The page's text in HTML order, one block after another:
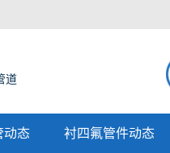
道
动态 衬四氟管件动态